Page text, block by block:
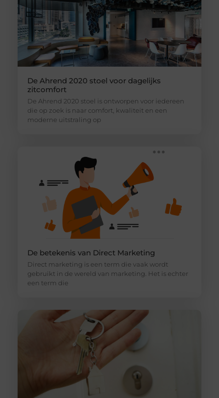
De Ahrend 2020 stoel voor dagelijks
zitcomfort
De Ahrend 2020 stoel is ontworpen voor iedereen
die op zoek is naar comfort, kwaliteit en een
moderne uitstraling op
De betekenis van Direct Marketing
Direct marketing is een term die vaak wordt
gebruikt in de wereld van marketing. Het is echter
een term die